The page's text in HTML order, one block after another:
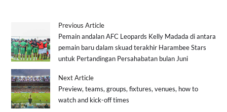
Previous Article
Pemain andalan AFC Leopards Kelly Madada di antara
pemain baru dalam skuad terakhir Harambee Stars
untuk Pertandingan Persahabatan bulan Juni
Next Article
Preview, teams, groups, fixtures, venues, how to
watch and kick-off times